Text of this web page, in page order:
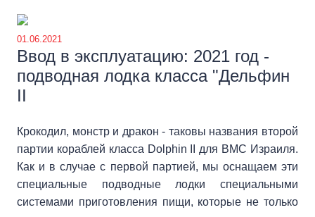
01.06.2021
Ввод в эксплуатацию: 2021 год -
подводная лодка класса "Дельфин
II
Крокодил, монстр и дракон - таковы названия второй
партии кораблей класса Dolphin II для ВМС Израиля.
Как и в случае с первой партией, мы оснащаем эти
специальные подводные лодки специальными
системами приготовления пищи, которые не только